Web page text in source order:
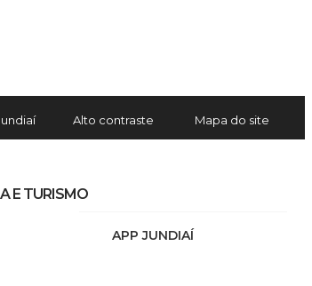
Alto contraste Mapa do site
APP JUNDIAÍ
E TURISMO